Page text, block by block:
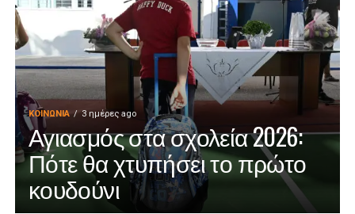
ΚΟΙΝΩΝΊΑ 3 ημέρες ago
Αγιασμός στα σχολεία 2026:
Πότε θα χτυπήσει το πρώτο
κουδούνι